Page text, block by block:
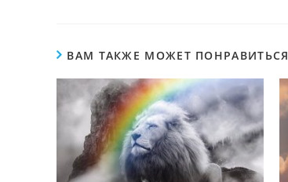
ВАМ ТАКЖЕ МОЖЕТ ПОНРАВИТЬСЯ